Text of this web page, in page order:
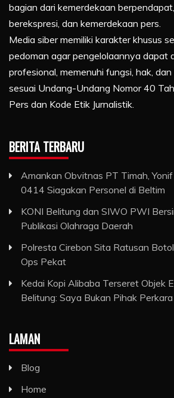
bagian dari kemerdekaan
berekspresi, dan kemerdekaan pers.
Media siber memiliki karakter khusus
pedoman agar pengelolaannya dapat
profesional, memenuhi fungsi, hak,
sesuai Undang-Undang Nomor 40
Pers dan Kode Etik Jurnalistik.
BERITA TERBARU
Amankan Obvitnas PT Timah,
0414 Siagakan Personel di Beltim
KONI Belitung dan SIWO PWI
Publikasi Olahraga Daerah
Polresta Cirebon Sita Ratusan
Ops Pekat
Kedai Kopi Alibaba Terseret Objek
Belitung: Saya Bukan Pihak Perkara
LAMAN
Blog
Home